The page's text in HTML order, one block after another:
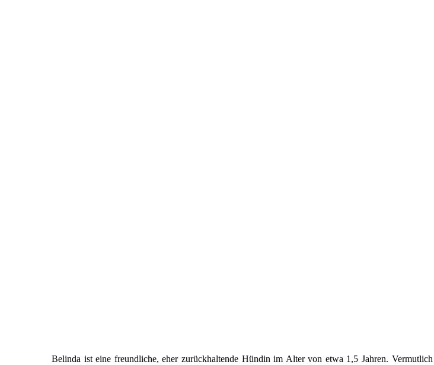
Belinda ist eine freundliche, eher zurückhaltende Hündin im Alter von etwa 1,5 Jahren.